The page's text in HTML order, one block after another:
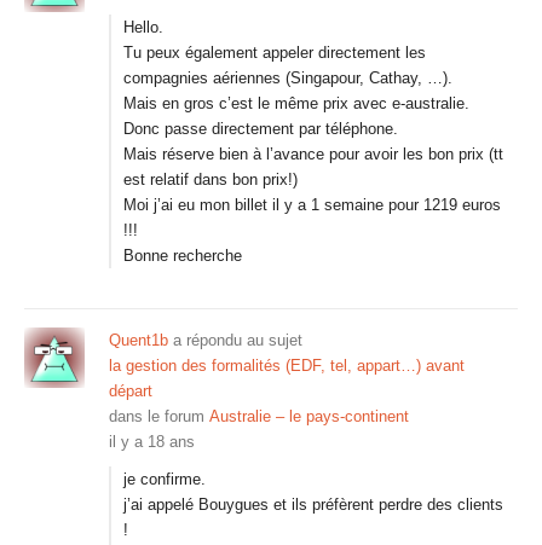
Hello.
Tu peux également appeler directement les
compagnies aériennes (Singapour, Cathay, …).
Mais en gros c’est le même prix avec e-australie.
Donc passe directement par téléphone.
Mais réserve bien à l’avance pour avoir les bon prix (tt
est relatif dans bon prix!)
Moi j’ai eu mon billet il y a 1 semaine pour 1219 euros
!!!
Bonne recherche
Quent1b a répondu au sujet
la gestion des formalités (EDF, tel, appart…) avant
départ
dans le forum Australie – le pays-continent
il y a 18 ans
je confirme.
j’ai appelé Bouygues et ils préfèrent perdre des clients
!